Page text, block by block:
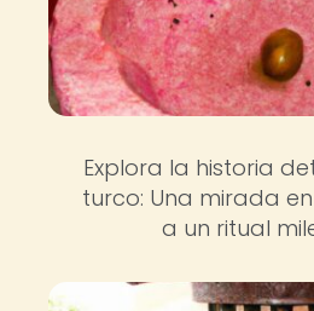
Explora la historia
turco: Una mirada
a un ritual